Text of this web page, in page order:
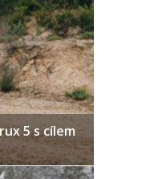
5 s cílem